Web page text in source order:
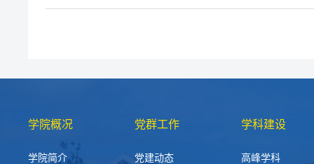
学院概况
学院简介
党群工作
党建动态
学科建设
高峰学科